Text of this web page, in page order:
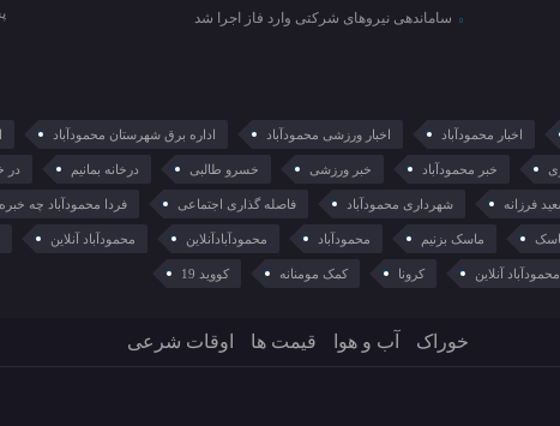
ساماندهی نیروهای شرکتی وارد فاز اجرا شد
اخبار محمودآباد اخبار ورزشی محمودآباد اداره برق شهرستان محمودآباد
خبر محمودآباد خبر ورزشی خسرو طالبی درخانه بمانیم در
فرزانه شهرداری محمودآباد فاصله گذاری اجتماعی فردا محمودآباد چه
ماسک بزنیم محمودآباد محمودآبادآنلاین محمودآباد آنلاین
آنلاین کرونا کمک مومنانه کووید 19
خوراک آب و هوا قیمت ها اوقات شرعی